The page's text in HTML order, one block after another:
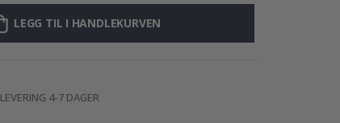
LEGG TIL I HANDLEKURVEN
LEVERING 4-7 DAGER